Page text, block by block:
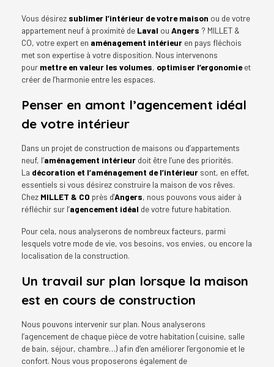
Vous désirez sublimer l’intérieur de votre maison ou de votre
appartement neuf à proximité de Laval ou Angers ? MILLET &
CO, votre expert en aménagement intérieur en pays fléchois
met son expertise à votre disposition. Nous intervenons
pour mettre en valeur les volumes, optimiser l’ergonomieet
créer de l’harmonie entre les espaces.
Penser en amont l’agencement idéal
de votre intérieur
Dans un projet de construction de maisons ou d’appartements
neuf, l’aménagement intérieur doit être l’une des priorités.
La décoration et l’aménagement de l’intérieur sont, en effet,
essentiels si vous désirez construire la maison de vos rêves.
Chez MILLET & CO près d'Angers, nous pouvons vous aider à
réfléchir sur l’agencement idéal de votre future habitation.
Pour cela, nous analyserons de nombreux facteurs, parmi
lesquels votre mode de vie, vos besoins, vos envies, ou encore la
localisation de la construction.
Un travail sur plan lorsque la maison
est en cours de construction
Nous pouvons intervenir sur plan. Nous analyserons
l’agencement de chaque pièce de votre habitation (cuisine, salle
de bain, séjour, chambre…) afin d’en améliorer l’ergonomie et le
confort. Nous vous proposerons également de